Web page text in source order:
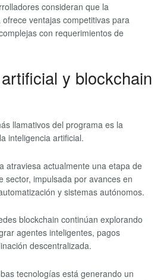
consideran que la
ventajas competitivas para
con requerimientos de
y blockchain
llamativos del programa es la
inteligencia artificial.
atraviesa actualmente una etapa de
sector, impulsada por avances en
y sistemas autónomos.
blockchain continúan explorando
agentes inteligentes, pagos
descentralizada.
tecnologías está generando un